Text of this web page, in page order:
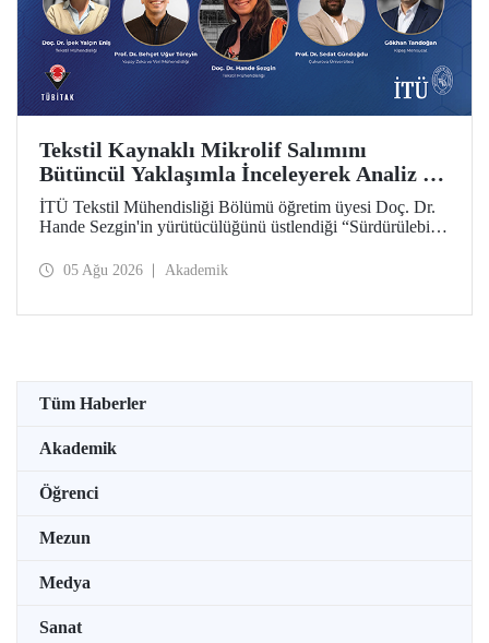
Tekstil Kaynaklı Mikrolif Salımını
Bütüncül Yaklaşımla İnceleyerek Analiz ve
Azaltım Stratejileri Geliştirecek Projeye
TÜBİTAK Desteği
İTÜ Tekstil Mühendisliği Bölümü öğretim üyesi Doç. Dr.
Hande Sezgin'in yürütücülüğünü üstlendiği “Sürdürülebilir
Koşullarına Bağlı Mikrolif Salımı: Aşınma, UV Maruziyeti
05 Ağu 2026 Akademik
Tüm Haberler
Akademik
Öğrenci
Mezun
Medya
Sanat